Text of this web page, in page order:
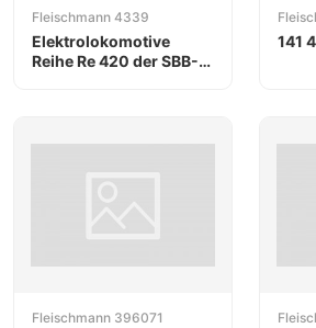
Fleischmann 4339
Elektrolokomotive
Reihe Re 420 der SBB-
141
Fleischmann 396071